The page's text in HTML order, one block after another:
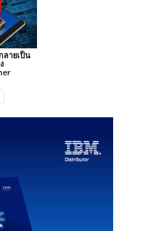
ลายเป็น